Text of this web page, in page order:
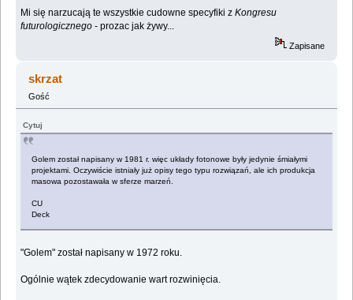
Mi się narzucają te wszystkie cudowne specyfiki zKongresu
futurologicznego - prozac jak żywy...
Zapisane
skrzat
Gość
Cytuj
Golem został napisany w 1981 r. więc układy fotonowe były jedynie śmiałymi
projektami. Oczywiście istniały już opisy tego typu rozwiązań, ale ich produkcja
masowa pozostawała w sferze marzeń.
CU
Deck
"Golem" został napisany w 1972 roku.
Ogólnie wątek zdecydowanie wart rozwinięcia.